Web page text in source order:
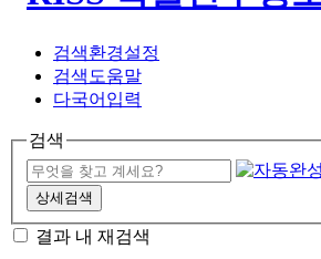
검색환경설정
검색도움말
다국어입력
검색
상세검색
결과 내 재검색